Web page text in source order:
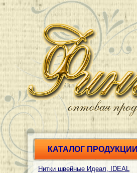
КАТАЛОГ ПРОДУКЦИИ
Нитки швейные Идеал, IDEAL